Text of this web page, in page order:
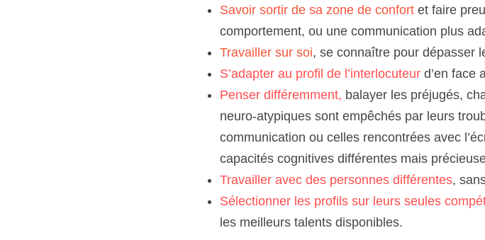
Savoir sortir de sa zone de confort et faire
comportement, ou une communication plus
Travailler sur soi, se connaître pour dépasser
S’adapter au profil de l’interlocuteur d’en face
Penser différemment, balayer les préjugés,
neuro-atypiques sont empêchés par leurs
communication ou celles rencontrées avec
capacités cognitives différentes mais
Travailler avec des personnes différentes,
Sélectionner les profils sur leurs seules
les meilleurs talents disponibles.